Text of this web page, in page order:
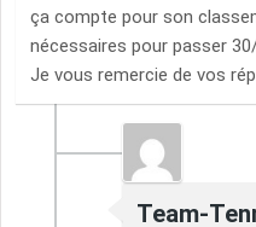
ça compte pour son
nécessaires pour passer
Je vous remercie de vos
Team-